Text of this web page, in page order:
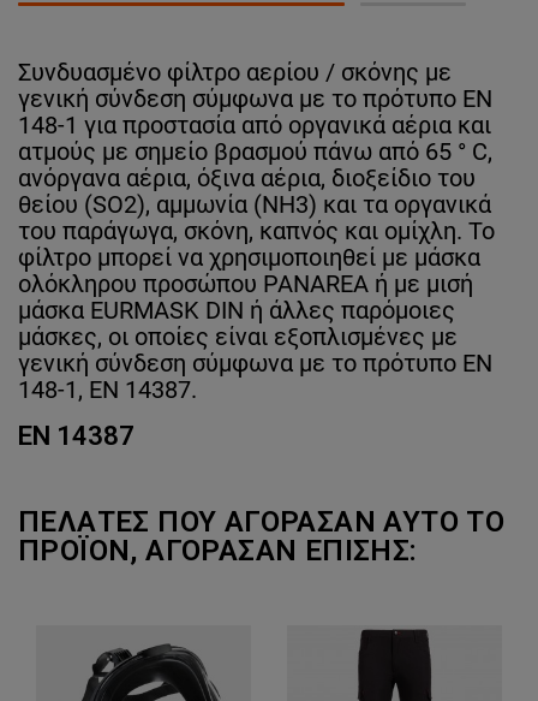
Συνδυασμένο φίλτρο αερίου / σκόνης με
γενική σύνδεση σύμφωνα με το πρότυπο EN
148-1 για προστασία από οργανικά αέρια και
ατμούς με σημείο βρασμού πάνω από 65 ° C,
ανόργανα αέρια, όξινα αέρια, διοξείδιο του
θείου (SO2), αμμωνία (NH3) και τα οργανικά
του παράγωγα, σκόνη, καπνός και ομίχλη. Το
φίλτρο μπορεί να χρησιμοποιηθεί με μάσκα
ολόκληρου προσώπου PANAREA ή με μισή
μάσκα EURMASK DIN ή άλλες παρόμοιες
μάσκες, οι οποίες είναι εξοπλισμένες με
γενική σύνδεση σύμφωνα με το πρότυπο EN
148-1, EN 14387.
EN 14387
ΠΕΛΆΤΕΣ ΠΟΥ ΑΓΌΡΑΣΑΝ ΑΥΤΌ ΤΟ
ΠΡΟΪΌΝ, ΑΓΌΡΑΣΑΝ ΕΠΊΣΗΣ: